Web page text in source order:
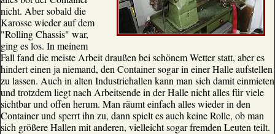
nicht. Aber sobald die
Karosse wieder auf dem
"Rolling Chassis" war,
ging es los. In meinem
Fall fand die meiste Arbeit draußen bei schönem Wetter statt, aber es
hindert einen ja niemand, den Container sogar in einer Halle aufstellen
zu lassen. Auch in alten Industriehallen kann man sich damit einmieten
und trotzdem liegt nach Arbeitsende in der Halle nicht alles für viele
sichtbar und offen herum. Man räumt einfach alles wieder in den
Container und sperrt ihn zu, dann spielt es auch keine Rolle, ob man
sich größere Hallen mit anderen, vielleicht sogar fremden Leuten teilt.